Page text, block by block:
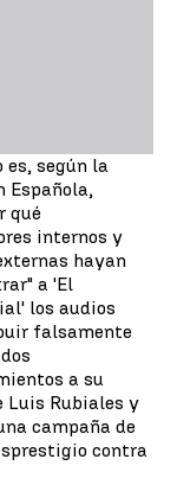
es, según la
Española,
qué
internos y
hayan
a 'El
los audios
falsamente
a su
Luis Rubiales y
campaña de
contra